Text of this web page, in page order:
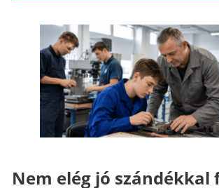
Nem elég jó szándékkal